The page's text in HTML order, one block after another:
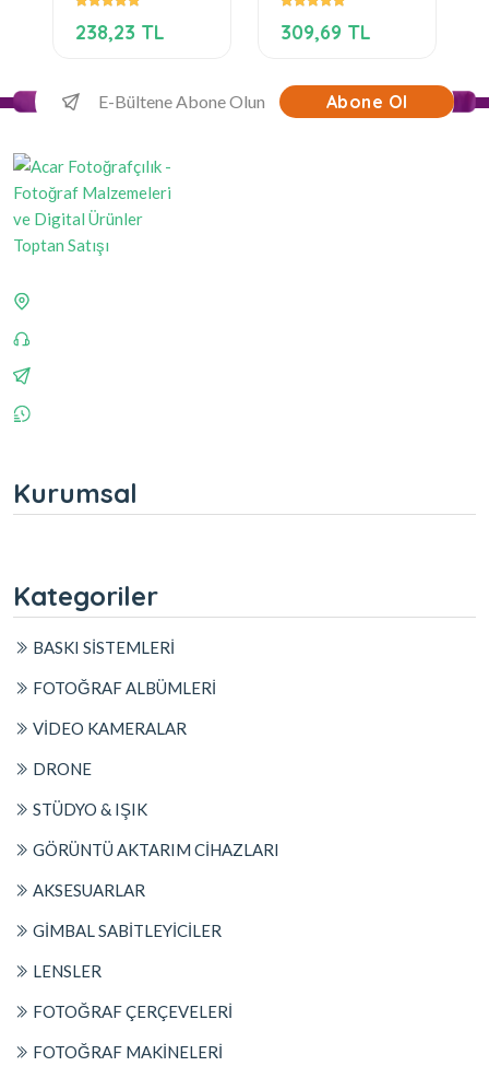
Fotoğraf
Albümü (YENİ)
238,23 TL
Inkjet Fotoğraf
Kağıdı
309,69 TL
Abone Ol
Kurumsal
Kategoriler
BASKI SİSTEMLERİ
FOTOĞRAF ALBÜMLERİ
VİDEO KAMERALAR
DRONE
STÜDYO & IŞIK
GÖRÜNTÜ AKTARIM CİHAZLARI
AKSESUARLAR
GİMBAL SABİTLEYİCİLER
LENSLER
FOTOĞRAF ÇERÇEVELERİ
FOTOĞRAF MAKİNELERİ